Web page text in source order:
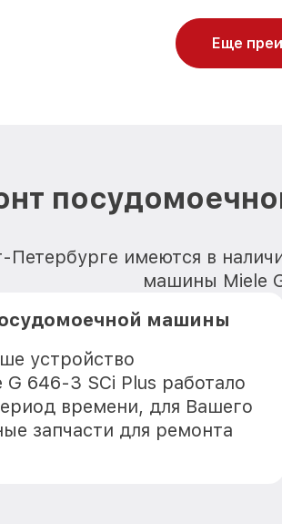
Еще
Петербурге имеются в
машины Miele
машины
устройство
646-3 SCi Plus работало
времени, для Вашего
запчасти для ремонта